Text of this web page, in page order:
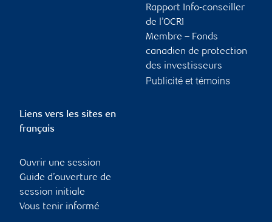
Rapport Info-conseiller
de l’OCRI
Membre – Fonds
canadien de protection
des investisseurs
Publicité et témoins
Liens vers les sites en
français
Ouvrir une session
Guide d’ouverture de
session initiale
Vous tenir informé